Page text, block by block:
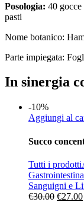
Posologia: 40
pasti
Nome botanico:
Parte impiegata:
In sinergia
-10%
Aggiungi al
Succo
Tutti i prodotti
Sanguigni e
€30.00 Il
€27.00Il